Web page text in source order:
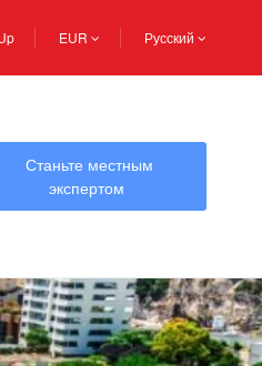
EUR Русский
Станьте местным
экспертом